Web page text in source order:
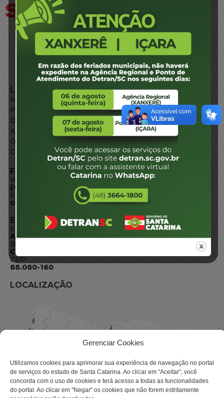
Gerenciar Cookies
Utilizamos cookies para aprimorar sua experiência de navegação no portal
de serviços do estado de Santa Catarina. Ao clicar em “Aceitar”, você
concorda com o uso de cookies e terá acesso a todas as funcionalidades
do portal. Ao clicar em "Negar" os cookies que não forem estritamente
LINKS EXTERNOS
Agência de Notícias
Portal de Serviços
Diário Oficial
Acesso à Informação
Órgãos do Governo
Conheça SC
FALE CONOSCO
WhatsApp:
(48) 3664-1800
E-mail:
centraldeinformacoes@detran.sc.gov.br
ENDEREÇO
Endereço:
Av. Almirante Tamandaré - 480
Bairro:
Coqueiros, Florianópolis SC
CEP:
88.080-160
LOCALIZAÇÃO